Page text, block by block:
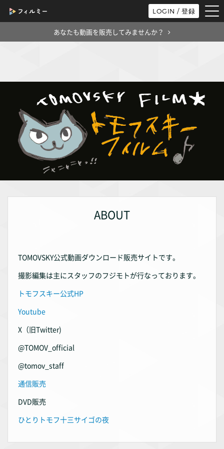
LOGIN / 登録
あなたも動画を販売してみませんか？
ABOUT
TOMOVSKY公式動画ダウンロード販売サイトです。
撮影編集は主にスタッフのフジモトが行なっております。
トモフスキー公式HP
Youtube
X（旧Twitter)
@TOMOV_official
@tomov_staff
通信販売
DVD販売
ひとりトモフ十三サイゴの夜